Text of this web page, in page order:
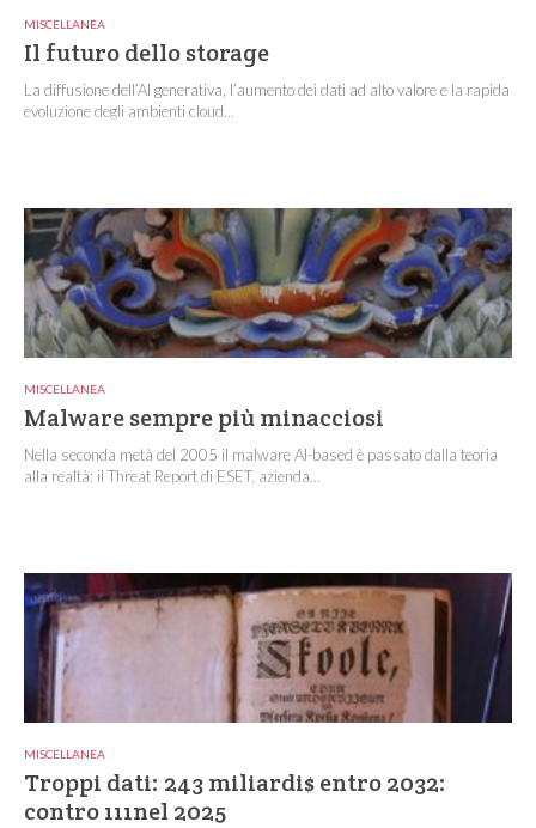
MISCELLANEA
Il futuro dello storage
La diffusione dell’AI generativa, l’aumento dei dati ad alto valore e la rapida
evoluzione degli ambienti cloud...
MISCELLANEA
Malware sempre più minacciosi
Nella seconda metà del 2005 il malware AI-based è passato dalla teoria
alla realtà: il Threat Report di ESET, azienda...
MISCELLANEA
Troppi dati: 243 miliardi$ entro 2032:
contro 111nel 2025